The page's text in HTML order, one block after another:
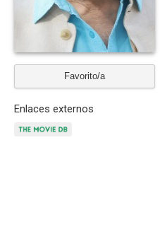
Favorito/a
Enlaces externos